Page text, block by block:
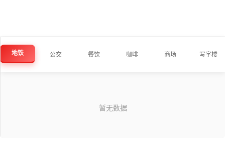
地铁 公交 餐饮 咖啡 商场 写字楼